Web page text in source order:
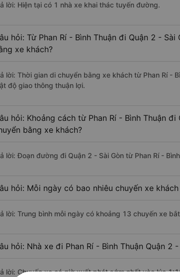
lời: Hiện tại có 1 nhà xe khai thác tuyến đường.
hỏi: Từ Phan Rí - Bình Thuận đi Quận 2 -
xe khách?
lời: Thời gian di chuyển bằng xe khách từ Phan Rí -
độ giao thông thuận lợi.
hỏi: Khoảng cách từ Phan Rí - Bình Thuận
bằng xe khách?
lời: Đoạn đường đi Quận 2 - Sài Gòn từ Phan Rí -
hỏi: Mỗi ngày có bao nhiêu chuyến xe
lời: Trung bình mỗi ngày có khoảng 13 chuyến xe
hỏi: Nhà xe đi Phan Rí - Bình Thuận Quận 2
lời: Chuyến xe có giờ xuất phát sớm nhất vào lúc